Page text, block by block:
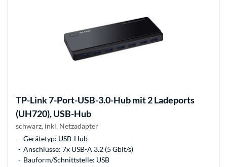
TP-Link7-Port-USB-3.0-Hub mit 2 Ladeports
(UH720), USB-Hub
schwarz, inkl. Netzadapter
Gerätetyp: USB-Hub
Anschlüsse: 7x USB-A 3.2 (5 Gbit/s)
Bauform/Schnittstelle: USB